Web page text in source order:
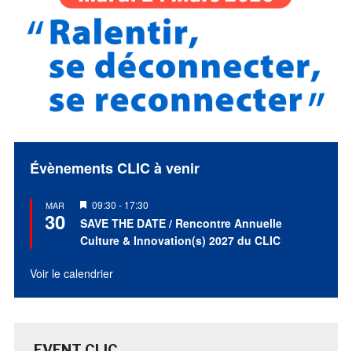
Évènements CLIC à venir
MAR
30
Mis
en
avant
09:30 - 17:30
SAVE THE DATE / Rencontre Annuelle
Culture & Innovation(s) 2027 du CLIC
Voir le calendrier